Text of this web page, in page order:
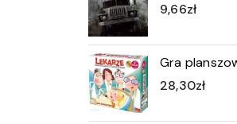
9,66zł
Gra
28,30zł